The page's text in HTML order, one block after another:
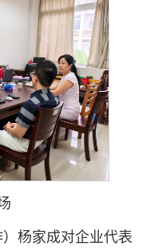
杨家成对企业代表